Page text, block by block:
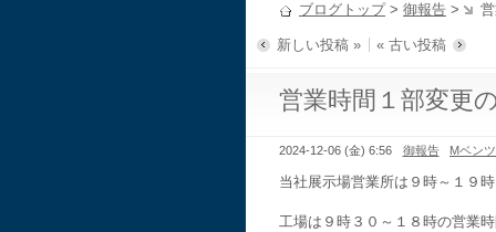
ブログトップ> 御報告 >
新しい投稿 » « 古い投稿
営業時間１部変更
2024-12-06 (金) 6:56 御報告 Mベン
当社展示場営業所は９時～１９時
工場は９時３０～１８時の営業